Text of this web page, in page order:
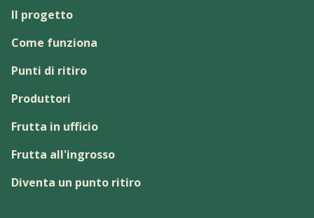
Il progetto
Come funziona
Punti di ritiro
Produttori
Frutta in ufficio
Frutta all'ingrosso
Diventa un punto ritiro